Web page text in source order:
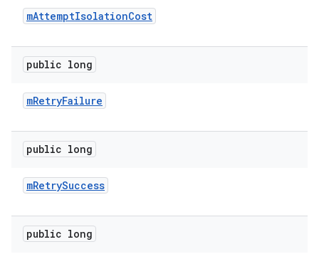
mAttemptIsolationCost
public long
mRetryFailure
public long
mRetrySuccess
public long